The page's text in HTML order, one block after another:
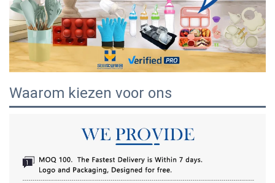
Waarom kiezen voor ons